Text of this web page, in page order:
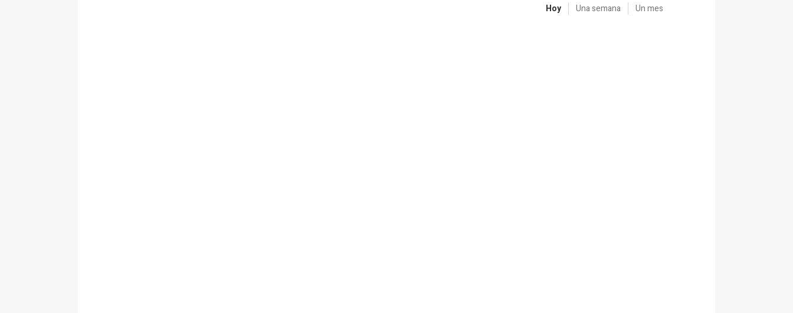
Hoy Una semana Un mes